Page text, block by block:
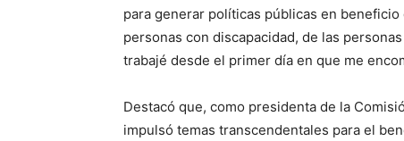
para generar políticas públicas en
personas con discapacidad, de las
trabajé desde el primer día en que me
Destacó que, como presidenta de la
impulsó temas transcendentales para el